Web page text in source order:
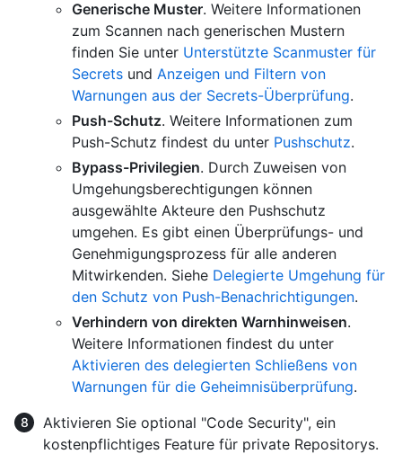
Generische Muster. Weitere Informationen
zum Scannen nach generischen Mustern
finden Sie unter Unterstützte Scanmuster für
Secrets und Anzeigen und Filtern von
Warnungen aus der Secrets-Überprüfung.
Push-Schutz. Weitere Informationen zum
Push-Schutz findest du unter Pushschutz.
Bypass-Privilegien. Durch Zuweisen von
Umgehungsberechtigungen können
ausgewählte Akteure den Pushschutz
umgehen. Es gibt einen Überprüfungs- und
Genehmigungsprozess für alle anderen
Mitwirkenden. Siehe Delegierte Umgehung für
den Schutz von Push-Benachrichtigungen.
Verhindern von direkten Warnhinweisen.
Weitere Informationen findest du unter
Aktivieren des delegierten Schließens von
Warnungen für die Geheimnisüberprüfung.
Aktivieren Sie optional "Code Security", ein
kostenpflichtiges Feature für private Repositorys.